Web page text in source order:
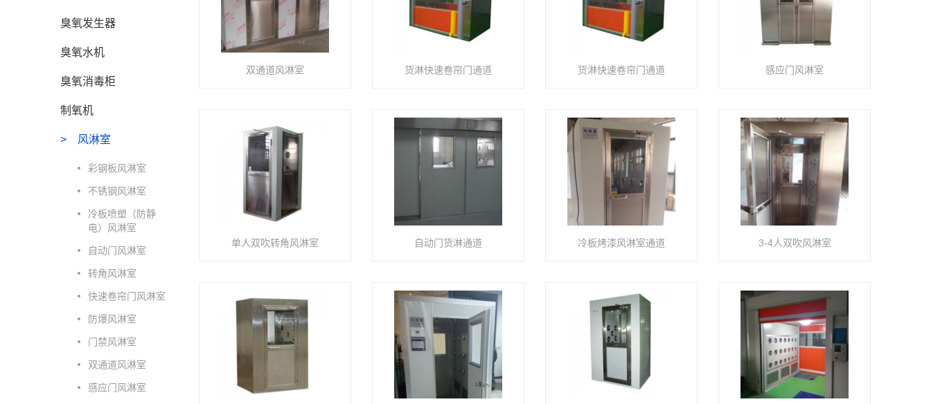
臭氧发生器
臭氧水机
臭氧消毒柜
制氧机
风淋室
彩钢板风淋室
不锈钢风淋室
冷板喷塑（防静
电）风淋室
自动门风淋室
转角风淋室
快速卷帘门风淋室
防爆风淋室
门禁风淋室
双通道风淋室
感应门风淋室
双通道风淋室 货淋快速卷帘门通道 货淋快速卷帘门通道 感应门风淋室
单人双吹转角风淋室 自动门货淋通道 冷板烤漆风淋室通道 3-4人双吹风淋室